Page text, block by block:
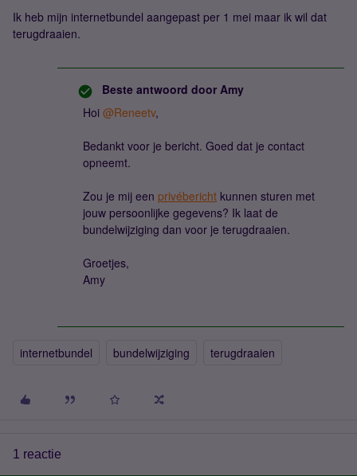
Ik heb mijn internetbundel aangepast per 1 mei maar ik wil dat
terugdraaien.
Beste antwoord door Amy
Hoi ​ @Reneetv,
Bedankt voor je bericht. Goed dat je contact
opneemt.
Zou je mij een privébericht kunnen sturen met
jouw persoonlijke gegevens? Ik laat de
bundelwijziging dan voor je terugdraaien.
Groetjes,
Amy
internetbundel bundelwijziging terugdraaien
1 reactie